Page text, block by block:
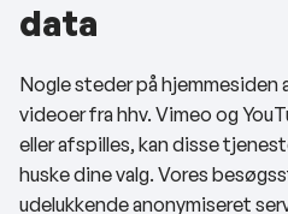
Kontakt os
Telefon- og åbningstider
Tilgængelighedserklæring
Privatlivspolitik
data
Nogle steder på hjemmesiden
videoer fra hhv. Vimeo og
eller afspilles, kan disse
huske dine valg. Vores
udelukkende anonymiseret